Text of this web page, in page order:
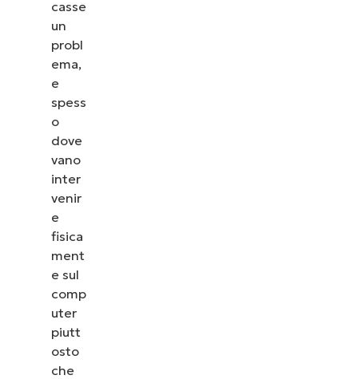
casse
un
probl
ema,
e
spess
o
dove
vano
inter
venir
e
fisica
ment
e sul
comp
uter
piutt
osto
che